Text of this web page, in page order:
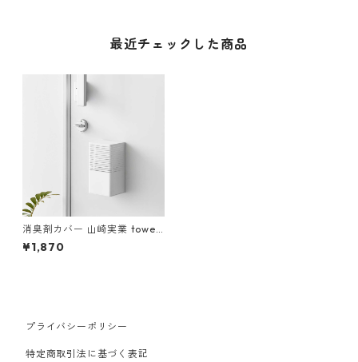
最近チェックした商品
消臭剤カバー 山崎実業 tower
タワー マグネット消臭剤ケー
ス L ホワイト
¥1,870
プライバシーポリシー
特定商取引法に基づく表記